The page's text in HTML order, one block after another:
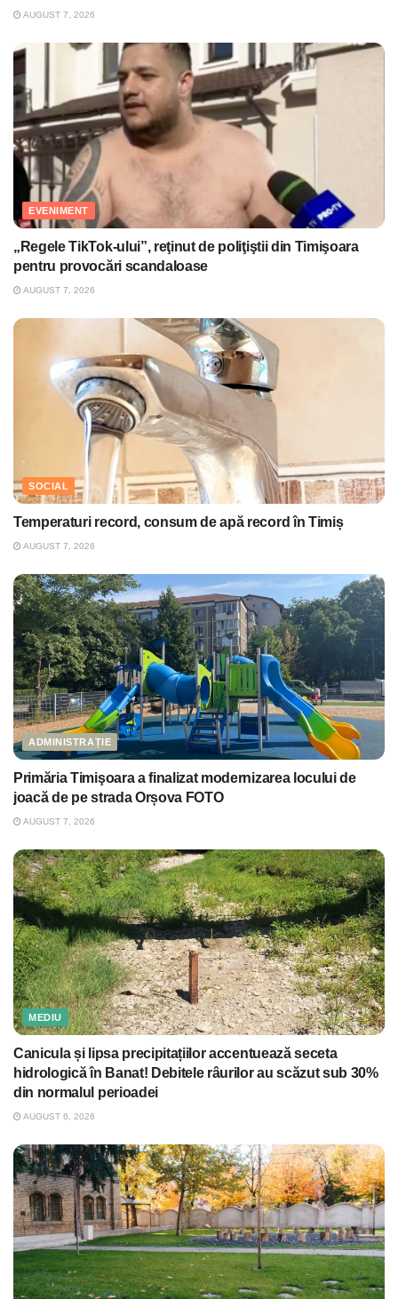
AUGUST 7, 2026
EVENIMENT
„Regele TikTok-ului”, reţinut de poliţiştii din Timişoara
pentru provocări scandaloase
AUGUST 7, 2026
SOCIAL
Temperaturi record, consum de apă record în Timiș
AUGUST 7, 2026
ADMINISTRAȚIE
Primăria Timişoara a finalizat modernizarea locului de
joacă de pe strada Orșova FOTO
AUGUST 7, 2026
MEDIU
Canicula și lipsa precipitațiilor accentuează seceta
hidrologică în Banat! Debitele râurilor au scăzut sub 30%
din normalul perioadei
AUGUST 6, 2026